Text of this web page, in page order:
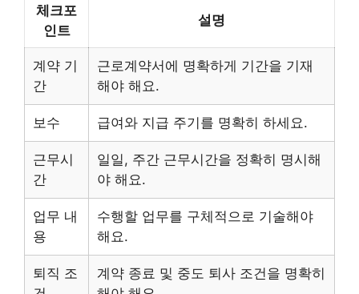
체크포
인트
설명
계약 기
간
근로계약서에 명확하게 기간을 기재
해야 해요.
보수 급여와 지급 주기를 명확히 하세요.
근무시
간
일일, 주간 근무시간을 정확히 명시해
야 해요.
업무 내
용
수행할 업무를 구체적으로 기술해야
해요.
퇴직 조
계약 종료 및 중도 퇴사 조건을 명확히